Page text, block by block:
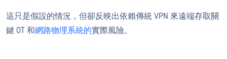
這只是假設的情況，但卻反映出依賴傳統 VPN 來遠端存取關
鍵 OT 和網路物理系統的實際風險。